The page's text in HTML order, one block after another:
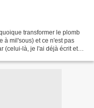
transformer le plomb
à mil'sous) et ce n'est pas
(celui-là, je l'ai déjà écrit et